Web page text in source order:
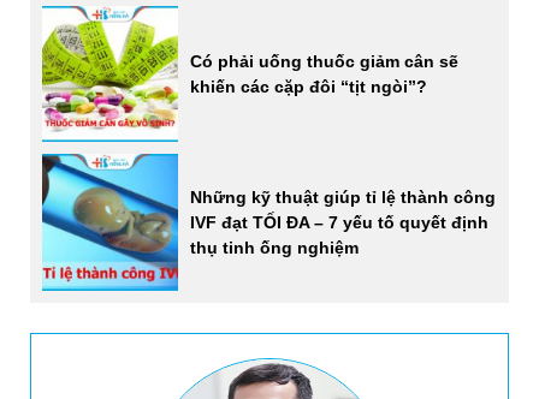
Có phải uống thuốc giảm cân sẽ
khiến các cặp đôi “tịt ngòi”?
Những kỹ thuật giúp tỉ lệ thành công
IVF đạt TỐI ĐA – 7 yếu tố quyết định
thụ tinh ống nghiệm